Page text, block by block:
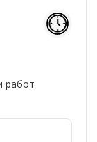
работ